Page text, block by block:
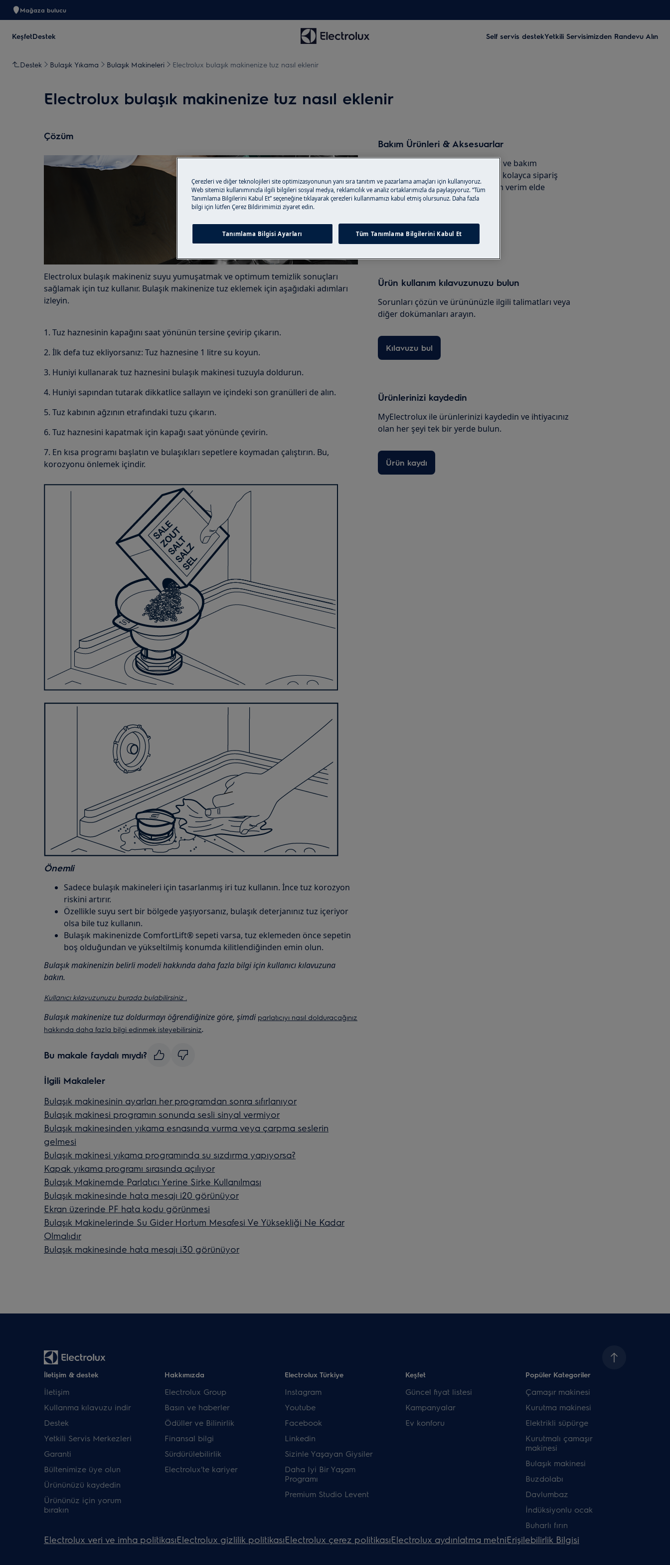
Mağaza bulucu
KeşfetDestek Self servis destekYetkili Servisimizden Randevu Alın
Destek Bulaşık Yıkama Bulaşık Makineleri Electrolux bulaşık makinenize tuz nasıl eklenir
Electrolux bulaşık makinenize tuz nasıl eklenir
Çözüm
Electrolux bulaşık makineniz suyu yumuşatmak ve optimum temizlik sonuçları
sağlamak için tuz kullanır. Bulaşık makinenize tuz eklemek için aşağıdaki adımları
izleyin.
1. Tuz haznesinin kapağını saat yönünün tersine çevirip çıkarın.
2. İlk defa tuz ekliyorsanız: Tuz haznesine 1 litre su koyun.
3. Huniyi kullanarak tuz haznesini bulaşık makinesi tuzuyla doldurun.
4. Huniyi sapından tutarak dikkatlice sallayın ve içindeki son granülleri de alın.
5. Tuz kabının ağzının etrafındaki tuzu çıkarın.
6. Tuz haznesini kapatmak için kapağı saat yönünde çevirin.
7. En kısa programı başlatın ve bulaşıkları sepetlere koymadan çalıştırın. Bu,
korozyonu önlemek içindir.
Önemli
Sadece bulaşık makineleri için tasarlanmış iri tuz kullanın. İnce tuz korozyon
riskini artırır.
Özellikle suyu sert bir bölgede yaşıyorsanız, bulaşık deterjanınız tuz içeriyor
olsa bile tuz kullanın.
Bulaşık makinenizde ComfortLift® sepeti varsa, tuz eklemeden önce sepetin
boş olduğundan ve yükseltilmiş konumda kilitlendiğinden emin olun.
Bulaşık makinenizin belirli modeli hakkında daha fazla bilgi için kullanıcı kılavuzuna
bakın.
Kullanıcı kılavuzunuzu burada bulabilirsiniz .
Bulaşık makinenize tuz doldurmayı öğrendiğinize göre, şimdi parlatıcıyı nasıl dolduracağınız
hakkında daha fazla bilgi edinmek isteyebilirsiniz.
Bu makale faydalı mıydı?
İlgili Makaleler
Bulaşık makinesinin ayarları her programdan sonra sıfırlanıyor
Bulaşık makinesi programın sonunda sesli sinyal vermiyor
Bulaşık makinesinden yıkama esnasında vurma veya çarpma seslerin
gelmesi
Bulaşık makinesi yıkama programında su sızdırma yapıyorsa?
Kapak yıkama programı sırasında açılıyor
Bulaşık Makinemde Parlatıcı Yerine Sirke Kullanılması
Bulaşık makinesinde hata mesajı i20 görünüyor
Ekran üzerinde PF hata kodu görünmesi
Bulaşık Makinelerinde Su Gider Hortum Mesafesi Ve Yüksekliği Ne Kadar
Olmalıdır
Bulaşık makinesinde hata mesajı i30 görünüyor
Bakım Ürünleri & Aksesuarlar
Ürününüz için gereken aksesuar ve bakım
ürünlerini online mağazamızdan kolayca sipariş
verin; ürünlerimizden maksimum verim elde
ederken ömürlerini de uzatın!
Web mağazasına
Ürün kullanım kılavuzunuzu bulun
Sorunları çözün ve ürününüzle ilgili talimatları veya
diğer dokümanları arayın.
Kılavuzu bul
Ürünlerinizi kaydedin
MyElectrolux ile ürünlerinizi kaydedin ve ihtiyacınız
olan her şeyi tek bir yerde bulun.
Ürün kaydı
İletişim & destek
İletişim
Kullanma kılavuzu indir
Destek
Yetkili Servis Merkezleri
Garanti
Bültenimize üye olun
Ürününüzü kaydedin
Ürününüz için yorum
bırakın
Hakkımızda
Electrolux Group
Basın ve haberler
Ödüller ve Bilinirlik
Finansal bilgi
Sürdürülebilirlik
Electrolux'te kariyer
Electrolux Türkiye
Instagram
Youtube
Facebook
Linkedin
Sizinle Yaşayan Giysiler
Daha Iyi Bir Yaşam
Programı
Premium Studio Levent
Keşfet
Güncel fiyat listesi
Kampanyalar
Ev konforu
Popüler Kategoriler
Çamaşır makinesi
Kurutma makinesi
Elektrikli süpürge
Kurutmalı çamaşır
makinesi
Bulaşık makinesi
Buzdolabı
Davlumbaz
İndüksiyonlu ocak
Buharlı fırın
Electrolux veri ve imha politikasıElectrolux gizlilik politikasıElectrolux çerez politikasıElectrolux aydınlatma metniErişilebilirlik Bilgisi
Çerezleri ve diğer teknolojileri site optimizasyonunun yanı sıra tanıtım ve pazarlama amaçları için kullanıyoruz.
Web sitemizi kullanımınızla ilgili bilgileri sosyal medya, reklamcılık ve analiz ortaklarımızla da paylaşıyoruz. “Tüm
Tanımlama Bilgilerini Kabul Et” seçeneğine tıklayarak çerezleri kullanmamızı kabul etmiş olursunuz. Daha fazla
bilgi için lütfen Çerez Bildirimimizi ziyaret edin.
Tanımlama Bilgisi Ayarları Tüm Tanımlama Bilgilerini Kabul Et